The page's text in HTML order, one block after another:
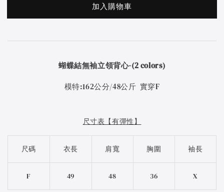
加入購物車
蝴蝶結無袖立領背心-(2 colors)
模特:162公分/48公斤 實穿F
尺寸表【有彈性】
尺碼 衣長 肩寬 胸圍 袖長
F 49 48 36 X